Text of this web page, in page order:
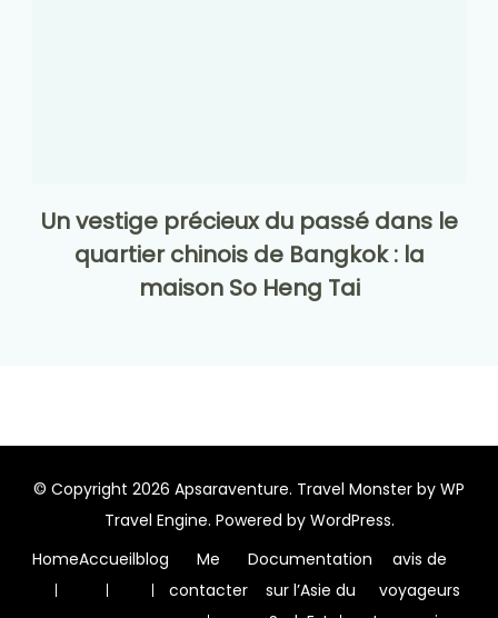
Un vestige précieux du passé dans le
quartier chinois de Bangkok : la
maison So Heng Tai
© Copyright 2026 Apsaraventure. Travel Monster by WP
Travel Engine. Powered by WordPress.
HomeAccueilblog
Me
contacter
Documentation
sur l’Asie du
avis de
voyageurs